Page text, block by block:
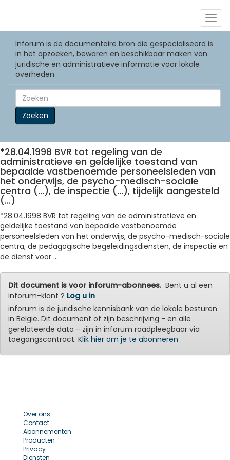
Inforum is de documentaire bron die gespecialiseerd is
in het opzoeken, bewaren en beschikbaar maken van
juridische en administratieve informatie voor lokale
overheden.
Zoeken
*28.04.1998 BVR tot regeling van de
administratieve en geldelijke toestand van
bepaalde vastbenoemde personeelsleden van
het onderwijs, de psycho-medisch-sociale
centra (...), de inspectie (...), tijdelijk aangesteld
(...)
*28.04.1998 BVR tot regeling van de administratieve en
geldelijke toestand van bepaalde vastbenoemde
personeelsleden van het onderwijs, de psycho-medisch-sociale
centra, de pedagogische begeleidingsdiensten, de inspectie en
de dienst voor ...
Dit document is voor inforum-abonnees.Bent u al een
inforum-klant ? Log u in
inforum is de juridische kennisbank van de lokale besturen
in België. Dit document of zijn beschrijving - en alle
gerelateerde data - zijn in inforum raadpleegbaar via
toegangscontract. Klik hier om je te abonneren
Over ons
Contact
Abonnementen
Producten
Privacy
Diensten